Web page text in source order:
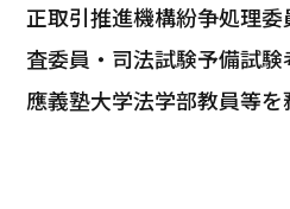
正取引推進機構紛争処理
査委員・司法試験予備試
應義塾大学法学部教員等を